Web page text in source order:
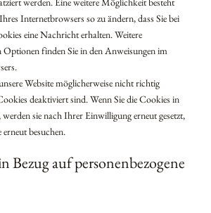
Internetbrowsers so zu ändern, dass Sie bei
eine Nachricht erhalten. Weitere
finden Sie in den Anweisungen im
Website möglicherweise nicht richtig
deaktiviert sind. Wenn Sie die Cookies in
sie nach Ihrer Einwilligung erneut gesetzt,
erneut besuchen.
Bezug auf personenbezogene